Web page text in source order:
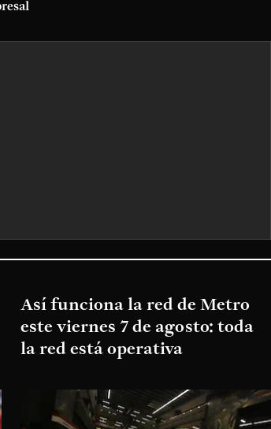
Así funciona la red de Metro
este viernes 7 de agosto: toda
la red está operativa